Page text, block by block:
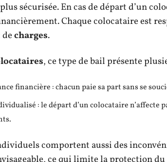
sécurisée. En cas de départ d’un
Chaque colocataire est
decharges.
, ce type de bail présente
financière : chacun paie sa part sans se
: le départ d’un colocataire n’affecte
comportent aussi des